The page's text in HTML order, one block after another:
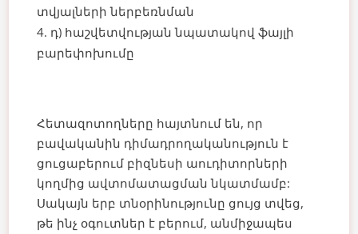
տվյալների ներբեռնման
դ) հաշվետվության նպատակով ֆայլի
բարեփոխումը
Հետազոտողները հայտնում են, որ
բավականին դիմադրողականություն է
ցուցաբերում բիզնեսի աուդիտորների
կողմից ավտոմատացման նկատմամբ:
Սակայն երբ տնօրինությունը ցույց տվեց,
թե ինչ օգուտներ է բերում, անմիջապես